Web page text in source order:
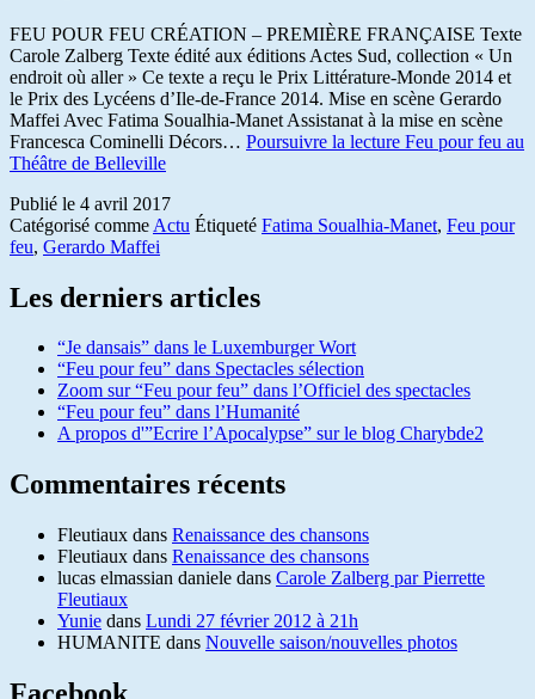
FEU POUR FEU CRÉATION – PREMIÈRE FRANÇAISE Texte
Carole Zalberg Texte édité aux éditions Actes Sud, collection « Un
endroit où aller » Ce texte a reçu le Prix Littérature-Monde 2014 et
le Prix des Lycéens d’Ile-de-France 2014. Mise en scène Gerardo
Maffei Avec Fatima Soualhia-Manet Assistanat à la mise en scène
Francesca Cominelli Décors… Poursuivre la lecture Feu pour feu au
Théâtre de Belleville
Publié le 4 avril 2017
Catégorisé comme Actu Étiqueté Fatima Soualhia-Manet, Feu pour
feu, Gerardo Maffei
Les derniers articles
“Je dansais” dans le Luxemburger Wort
“Feu pour feu” dans Spectacles sélection
Zoom sur “Feu pour feu” dans l’Officiel des spectacles
“Feu pour feu” dans l’Humanité
A propos d'”Ecrire l’Apocalypse” sur le blog Charybde2
Commentaires récents
Fleutiaux dans Renaissance des chansons
Fleutiaux dans Renaissance des chansons
lucas elmassian daniele dans Carole Zalberg par Pierrette
Fleutiaux
Yunie dans Lundi 27 février 2012 à 21h
HUMANITE dans Nouvelle saison/nouvelles photos